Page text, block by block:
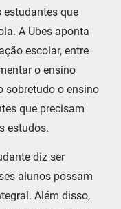
que
A Ubes aponta
escolar, entre
o ensino
sobretudo o ensino
que precisam
estudos.
diz ser
alunos possam
Além disso,